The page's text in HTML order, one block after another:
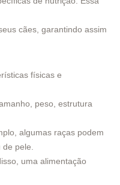
cães, garantindo assim
físicas e
peso, estrutura
algumas raças podem
pele.
uma alimentação